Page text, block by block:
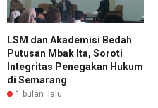
LSM dan Akademisi Bedah
Putusan Mbak Ita, Soroti
Integritas Penegakan Hukum
di Semarang
1 bulan lalu